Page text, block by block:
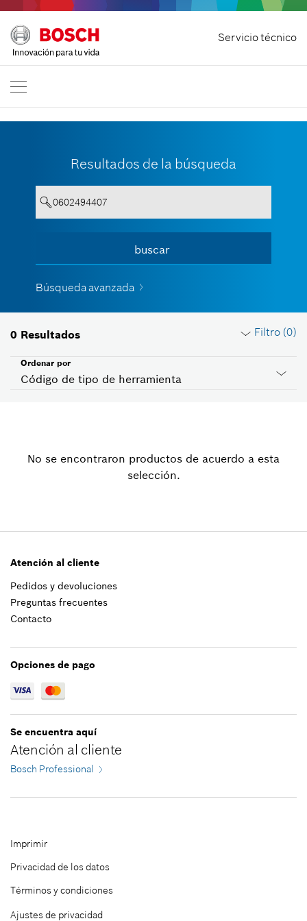
Servicio técnico
Desistir del contratoInicio
Bosch Professional
Contacto
Resultados de la búsqueda
buscar
Ver todo
mínimo de 3 caracteres.
Búsqueda avanzada
0 Resultados Filtro (0)
Código de tipo de herramienta
Ordenar por
Grupo de productos
Seleccionar
No se encontraron productos de acuerdo a esta
selección.
Atención al cliente
Pedidos y devoluciones
Preguntas frecuentes
Contacto
Opciones de pago
Se encuentra aquí
Atención al cliente
Bosch Professional
Imprimir
Privacidad de los datos
Términos y condiciones
Ajustes de privacidad